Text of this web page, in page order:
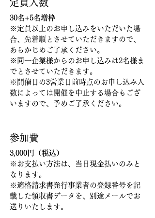
定員人数
30名+5名増枠
※定員以上のお申し込みをいただいた場
合、先着順とさせていただきますので、
あらかじめご了承ください。
※同一企業様からのお申し込みは2名様ま
でとさせていただきます。
※開催日の3営業日前時点のお申し込み人
数によっては開催を中止する場合もござ
いますので、予めご了承ください。
参加費
3,000円（税込）
※お支払い方法は、当日現金払いのみと
なります。
※適格請求書発行事業者の登録番号を記
載した領収書データを、別途メールでお
送りいたします。